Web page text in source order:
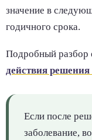
значение в
годичного срока.
Подробный разбор
действия
Если после
заболевание,